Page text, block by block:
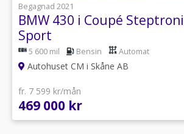
Begagnad 2021
BMW 430 i Coupé
Sport
5 600 mil Bensin Automat
Autohuset CM i Skåne AB
fr. 7 599 kr/mån
469 000 kr